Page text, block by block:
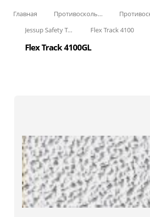
Главная Противоскользящая защита для лестниц, профили, ленты
Jessup Safety Track
Flex Track 4100
Flex Track 4100GL